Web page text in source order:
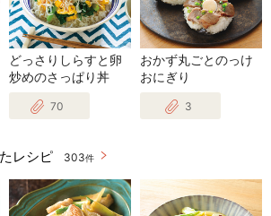
どっさりしらすと卵
炒めのさっぱり丼
70
おかず丸ごとのっけ
おにぎり
3
レシピ 303件